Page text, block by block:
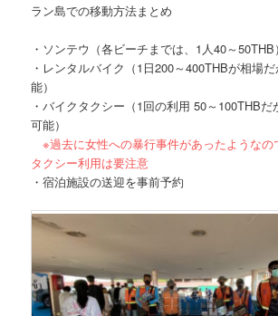
ラン島での移動方法まとめ
・ソンテウ（各ビーチまでは、1人40～50THB）
・レンタルバイク（1日200～400THBが相場
能）
・バイクタクシー（1回の利用 50～100THB
可能）
※過去に女性への暴行事件があったようなの
タクシー利用は要注意
・宿泊施設の送迎を事前予約